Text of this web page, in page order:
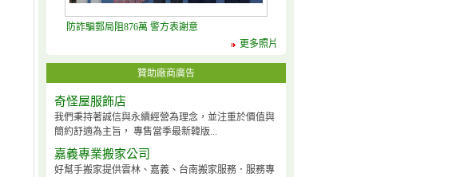
防詐騙郵局阻876萬 警方表謝意
更多照片
贊助廠商廣告
奇怪屋服飾店
我們秉持著誠信與永續經營為理念，並注重於價值與
簡約舒適為主旨， 專售當季最新韓版...
嘉義專業搬家公司
好幫手搬家提供雲林、嘉義、台南搬家服務．服務專